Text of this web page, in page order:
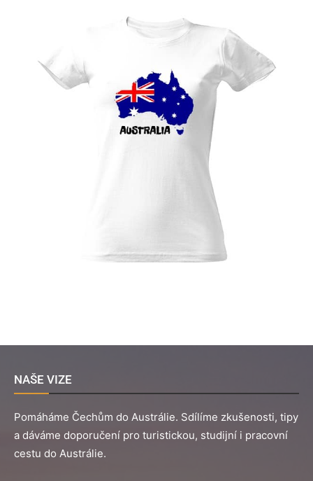
NAŠE VIZE
Pomáháme Čechům do Austrálie. Sdílíme zkušenosti, tipy
a dáváme doporučení pro turistickou, studijní i pracovní
cestu do Austrálie.